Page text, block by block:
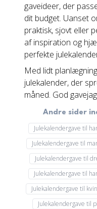
gaveideer, der
dit budget. Uanset
praktisk, sjovt eller
af inspiration og
perfekte
Med lidt
julekalender, der
måned. God
Andre sider
Julekalendergave til
Julekalendergave til
Julekalendergave til
Julekalendergave til
Julekalendergave til
Julekalendergave til